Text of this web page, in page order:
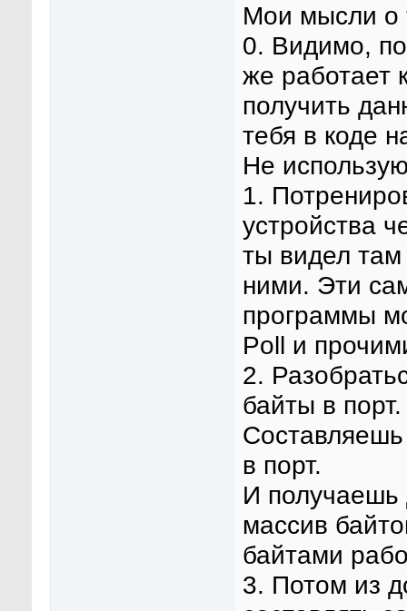
Мои мысли о
0. Видимо,
же работает
получить
тебя в коде
Не
1.
устройства
ты видел
ними. Эти
программы
Poll и
2.
байты в порт.
в порт.
И получаешь
массив
байтами
3. Потом из